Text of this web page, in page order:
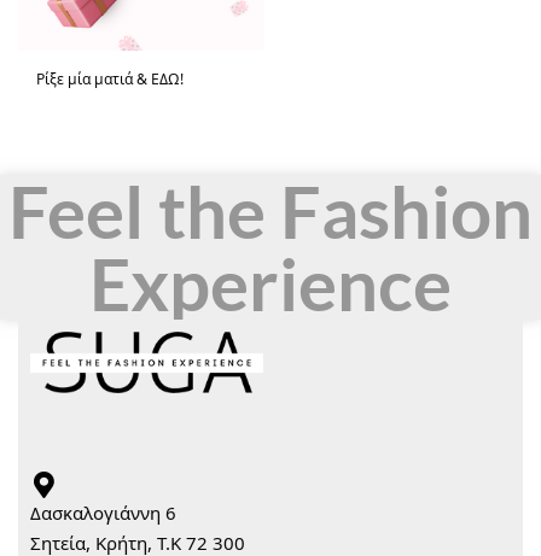
Ρίξε μία ματιά & ΕΔΩ!
Feel the Fashion
Experience
Δασκαλογιάννη 6
Σητεία, Κρήτη, Τ.Κ 72 300